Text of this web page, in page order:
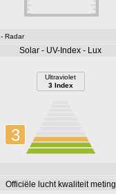
- Radar
Solar - UV-Index - Lux
Ultraviolet
3 Index
3
Officiële lucht kwaliteit meting